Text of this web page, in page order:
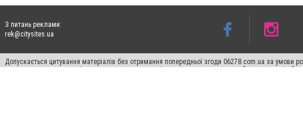
З питань реклами:
rek@citysites.ua
Допускається цитування матеріалів без отримання попередньої згоди 06278.com.ua за умови
для пошукових систем гіперпосилання на цитовані статті не нижче другого абзацу в тексті